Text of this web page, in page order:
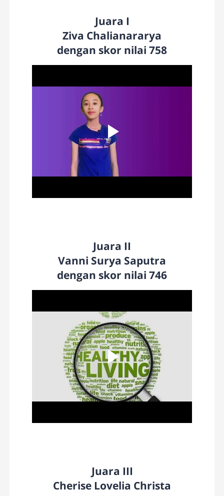
Juara I
Ziva Chalianararya
dengan skor nilai 758
Juara II
Vanni Surya Saputra
dengan skor nilai 746
Juara III
Cherise Lovelia Christa